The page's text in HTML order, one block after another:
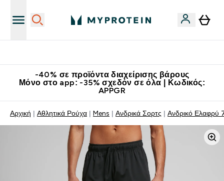
-40% σε προϊόντα διαχείρισης βάρους
Μόνο στο app: -35% σχεδόν σε όλα | Κωδικός:
APPGR
Αρχική Αθλητικά Ρούχα Mens Ανδρικά Σορτς Ανδρικό